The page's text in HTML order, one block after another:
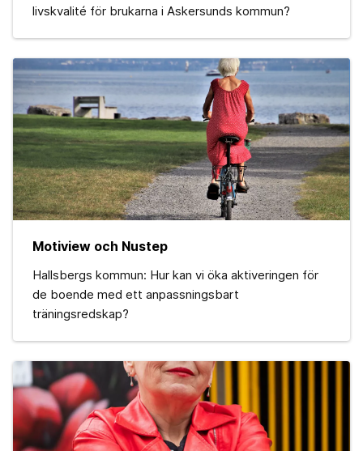
livskvalité för brukarna i Askersunds kommun?
Motiview och Nustep
Hallsbergs kommun: Hur kan vi öka aktiveringen för
de boende med ett anpassningsbart
träningsredskap?